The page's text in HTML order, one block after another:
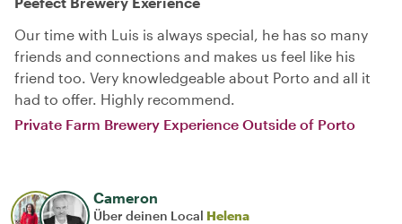
Our time with Luis is always special, he has so many
friends and connections and makes us feel like his
friend too. Very knowledgeable about Porto and all it
had to offer. Highly recommend.
Private Farm Brewery Experience Outside of Porto
Cameron
Über deinen Local Helena